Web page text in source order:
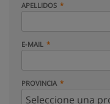
APELLIDOS
E-MAIL
PROVINCIA